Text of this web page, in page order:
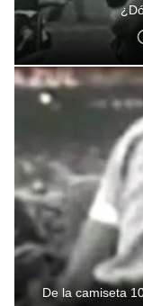
De la camiseta